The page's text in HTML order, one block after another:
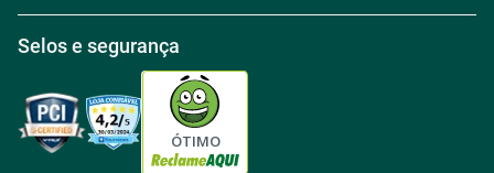
Política de Entrega
Política de Privacidade
Política de Cookie
Regulamento Aniversário Premiado
Selos e segurança
ÓTIMO